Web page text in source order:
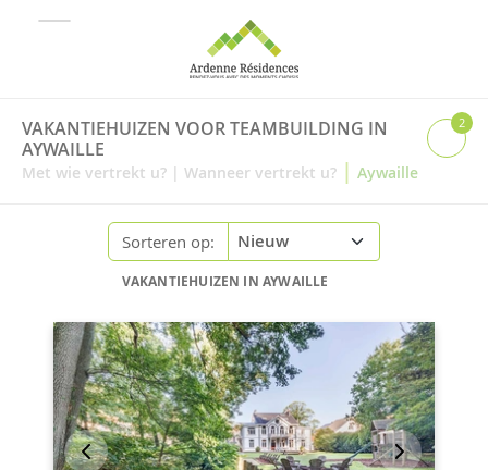
VAKANTIEHUIZEN VOOR TEAMBUILDING IN
AYWAILLE
Met wie vertrekt u? | Wanneer vertrekt u? | Aywaille
2
Sorteren op:
VAKANTIEHUIZEN IN AYWAILLE